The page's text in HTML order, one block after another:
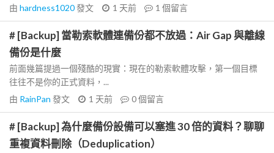
由 hardness1020發文 1 天前 1 個留言
# [Backup] 當勒索軟體連備份都不放過：Air Gap 與離線
備份是什麼
前面幾篇提過一個殘酷的現實：現在的勒索軟體攻擊，第一個目標
往往不是你的正式資料，...
由 RainPan 發文 1 天前 0個留言
# [Backup] 為什麼備份設備可以塞進 30 倍的資料？聊聊
重複資料刪除（Deduplication）